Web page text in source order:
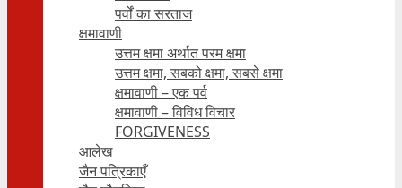
पर्वों का सरताज
क्षमावाणी
उत्तम क्षमा अर्थात परम क्षमा
उत्तम क्षमा, सबको क्षमा, सबसे क्षमा
क्षमावाणी – एक पर्व
क्षमावाणी – विविध विचार
FORGIVENESS
आलेख
जैन पत्रिकाएँ